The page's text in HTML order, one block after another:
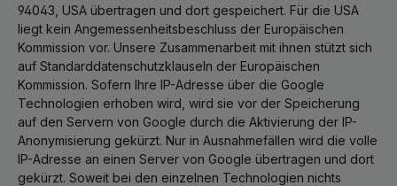
94043, USA übertragen und dort gespeichert. Für die USA
liegt kein Angemessenheitsbeschluss der Europäischen
Kommission vor. Unsere Zusammenarbeit mit ihnen stützt sich
auf Standarddatenschutzklauseln der Europäischen
Kommission. Sofern Ihre IP-Adresse über die Google
Technologien erhoben wird, wird sie vor der Speicherung
auf den Servern von Google durch die Aktivierung der IP-
Anonymisierung gekürzt. Nur in Ausnahmefällen wird die volle
IP-Adresse an einen Server von Google übertragen und dort
gekürzt. Soweit bei den einzelnen Technologien nichts